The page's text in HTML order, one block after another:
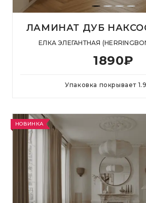
ЛАМИНАТ ДУБ
ЕЛКА ЭЛЕГАНТНАЯ
1890₽
Упаковка покрывает
НОВИНКА